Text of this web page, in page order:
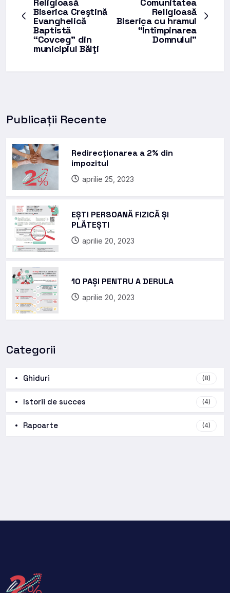
Biserica Creştină
Evanghelică
Baptistă
“Covceg” din
municipiul Bălţi
Religioasă
Biserica cu hramul
“Întîmpinarea
Domnului”
Publicații Recente
Redirecționarea a 2% din
impozitul
aprilie 25, 2023
EȘTI PERSOANĂ FIZICĂ ȘI
PLĂTEȘTI
aprilie 20, 2023
10 PAȘI PENTRU A DERULA
aprilie 20, 2023
Categorii
Ghiduri (8)
Istorii de succes (4)
Rapoarte (4)